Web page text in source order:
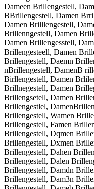
Dameen Brillengestell,
BBrillengestell, Damen
Damen Brilllengestell,
Brillenngestell, Damen
Damen Brillengesstell,
Brillengesteell, Damen
Brillengestell, Daemn
nBrillengestell, DamenB
Birllengestell, Damen
Brillnegestell, Damen
Brillengsetell, Damen
Brillengestlel,
Brillengestell, Wamen
Brillengestell, Famen
Brillengestell, Dqmen
Brillengestell, Dxmen
Brillengestell, Dahen
Brillengestell, Dalen
Brillengestell, Damdn
Brillengestell, Dam3n